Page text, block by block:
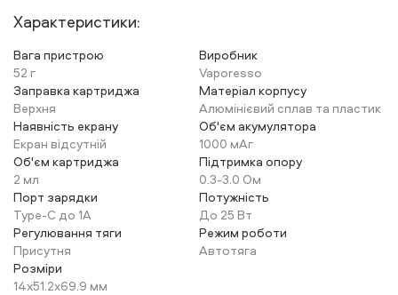
Характеристики:
Вага пристрою
52 г
Виробник
Vaporesso
Заправка картриджа
Верхня
Матеріал корпусу
Алюмінієвий сплав та пластик
Наявність екрану
Екран відсутній
Об'єм акумулятора
1000 мАг
Об'єм картриджа
2 мл
Підтримка опору
0.3-3.0 Ом
Порт зарядки
Type-C до 1А
Потужність
До 25 Вт
Регулювання тяги
Присутня
Режим роботи
Автотяга
Розміри
14x51.2x69.9 мм